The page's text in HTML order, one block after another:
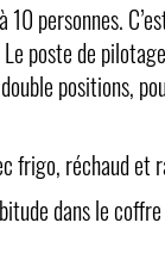
personnes.
poste de
positions,
frigo, réchaud et
dans le